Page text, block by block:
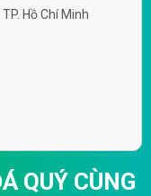
Hồ Chí Minh
QUÝ CÙNG